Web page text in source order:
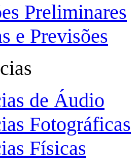
Preliminares
e Previsões
de Áudio
Fotográficas
Físicas